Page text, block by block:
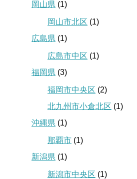
岡山県 (1)
岡山市北区 (1)
広島県 (1)
広島市中区 (1)
福岡県 (3)
福岡市中央区 (2)
北九州市小倉北区 (1)
沖縄県 (1)
那覇市 (1)
新潟県 (1)
新潟市中央区 (1)